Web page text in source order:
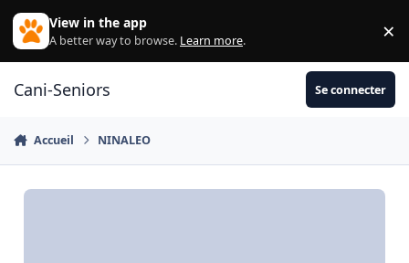
Aller au contenu
View in the app
A better way to browse. Learn more. ×
Cani-Seniors Se connecter
Accueil NINALEO